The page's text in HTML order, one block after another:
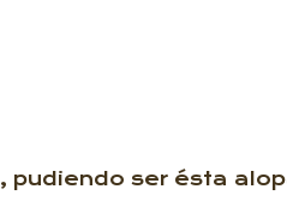
, pudiendo ser ésta